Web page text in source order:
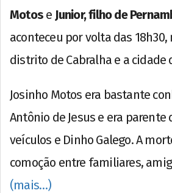
Motos e Junior, filho de
aconteceu por volta das
distrito de Cabralha e a cidade
Josinho Motos era bastante
Antônio de Jesus e era parente
veículos e Dinho Galego. A
comoção entre familiares,
(mais…)